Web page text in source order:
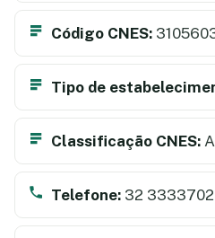
Código CNES:
Tipo de
Classificação CNES:
Telefone: 32